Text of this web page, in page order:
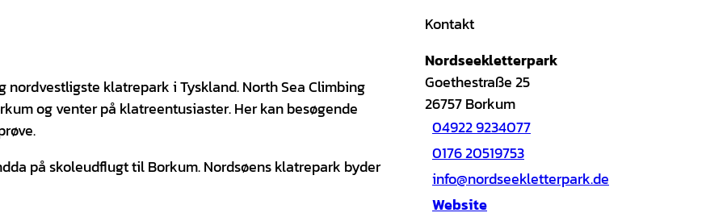
klatrepark i Tyskland. North Sea Climbing
og venter på klatreentusiaster. Her kan besøgende
på skoleudflugt til Borkum. Nordsøens klatrepark byder
Kontakt
Nordseekletterpark
Goethestraße 25
26757Borkum
04922 9234077
0176 20519753
info@nordseekletterpark.de
Website